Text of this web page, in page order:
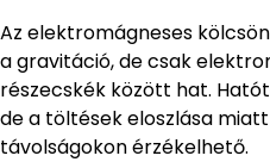
Az elektromágneses
a gravitáció, de csak
részecskék között hat.
de a töltések eloszlása
távolságokon érzékelhető.